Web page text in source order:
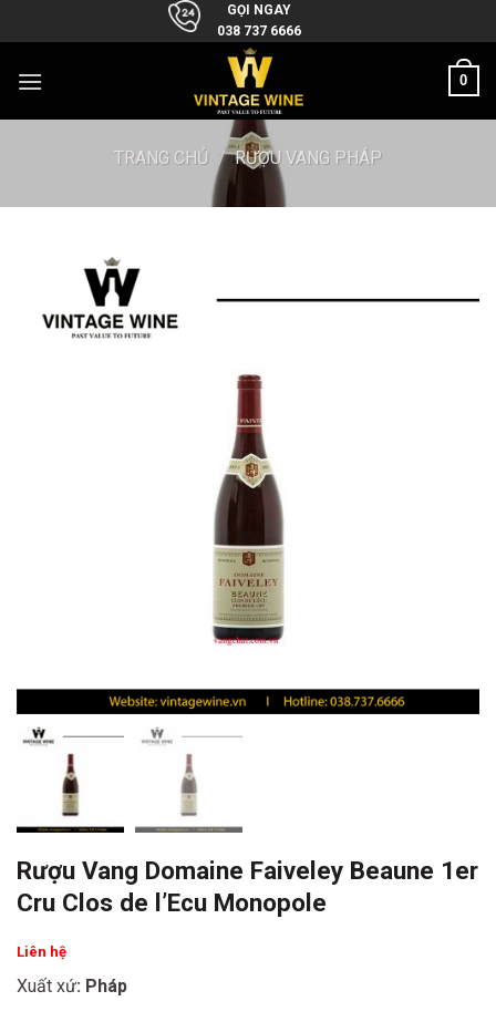
to
GỌI NGAY
038 737 6666
0
TRANG CHỦ / RƯỢU VANG PHÁP
Rượu Vang Domaine Faiveley Beaune 1er
Cru Clos de l’Ecu Monopole
Liên hệ
Xuất xứ: Pháp